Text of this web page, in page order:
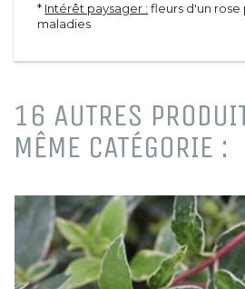
Vivaces &
Conifères
Conifères
Conifères de greffe
Sapins
Fleurs
Plantes vertes
Graines et bulbes
Petits jardins
* Intérêt paysager : fleurs d'un rose
maladies
16 AUTRES
MÊME CATÉGORIE :